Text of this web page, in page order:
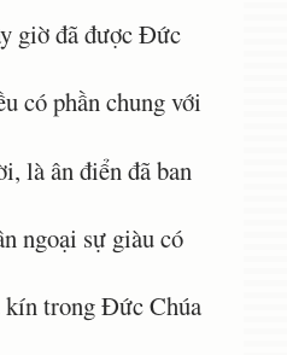
giờ đã được Ðức
có phần chung với
là ân điển đã ban
ngoại sự giàu có
kín trong Ðức Chúa